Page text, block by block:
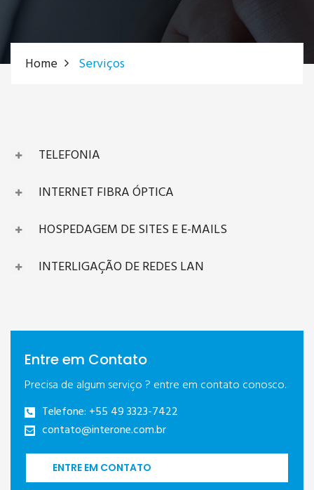
Home Serviços
TELEFONIA
INTERNET FIBRA ÓPTICA
HOSPEDAGEM DE SITES E E-MAILS
INTERLIGAÇÃO DE REDES LAN
Entre em Contato
Precisa de algum serviço ? entre em contato conosco.
Telefone: +55 49 3323-7422
contato@interone.com.br
ENTRE EM CONTATO